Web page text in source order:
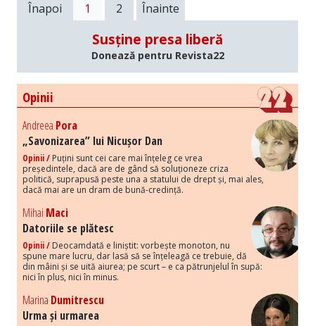
Înapoi 1 2 Înainte
Susține presa liberă
Donează pentru Revista22
Opinii
Andreea Pora
„Savonizarea” lui Nicușor Dan
Opinii / Puțini sunt cei care mai înțeleg ce vrea
președintele, dacă are de gând să soluționeze criza
politică, suprapusă peste una a statului de drept și, mai ales,
dacă mai are un dram de bună-credință.
Mihai Maci
Datoriile se plătesc
Opinii / Deocamdată e liniștit: vorbește monoton, nu
spune mare lucru, dar lasă să se înțeleagă ce trebuie, dă
din mâini și se uită aiurea; pe scurt – e ca pătrunjelul în supă:
nici în plus, nici în minus.
Marina Dumitrescu
Urma și urmarea